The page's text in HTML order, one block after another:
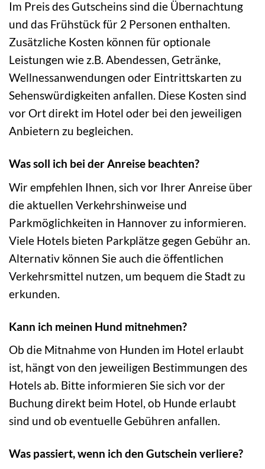
Im Preis des Gutscheins sind die Übernachtung
und das Frühstück für 2 Personen enthalten.
Zusätzliche Kosten können für optionale
Leistungen wie z.B. Abendessen, Getränke,
Wellnessanwendungen oder Eintrittskarten zu
Sehenswürdigkeiten anfallen. Diese Kosten sind
vor Ort direkt im Hotel oder bei den jeweiligen
Anbietern zu begleichen.
Was soll ich bei der Anreise beachten?
Wir empfehlen Ihnen, sich vor Ihrer Anreise über
die aktuellen Verkehrshinweise und
Parkmöglichkeiten in Hannover zu informieren.
Viele Hotels bieten Parkplätze gegen Gebühr an.
Alternativ können Sie auch die öffentlichen
Verkehrsmittel nutzen, um bequem die Stadt zu
erkunden.
Kann ich meinen Hund mitnehmen?
Ob die Mitnahme von Hunden im Hotel erlaubt
ist, hängt von den jeweiligen Bestimmungen des
Hotels ab. Bitte informieren Sie sich vor der
Buchung direkt beim Hotel, ob Hunde erlaubt
sind und ob eventuelle Gebühren anfallen.
Was passiert, wenn ich den Gutschein verliere?